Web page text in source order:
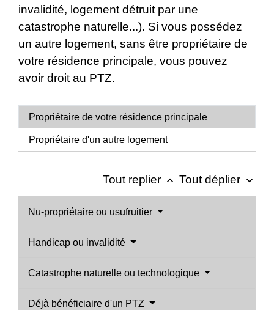
invalidité, logement détruit par une
catastrophe naturelle...). Si vous possédez
un autre logement, sans être propriétaire de
votre résidence principale, vous pouvez
avoir droit au PTZ.
Propriétaire de votre résidence principale
Propriétaire d'un autre logement
Tout replier keyboard_arrow_up Tout déplier keyboard_arrow_down
Nu-propriétaire ou usufruitier
Handicap ou invalidité
Catastrophe naturelle ou technologique
Déjà bénéficiaire d'un PTZ